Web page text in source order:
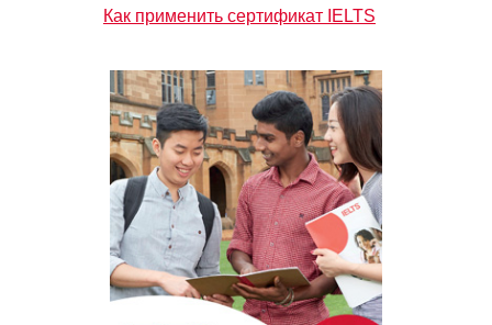
Как применить сертификат IELTS